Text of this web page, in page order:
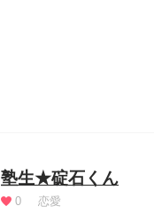
塾生★碇石くん
0 恋愛